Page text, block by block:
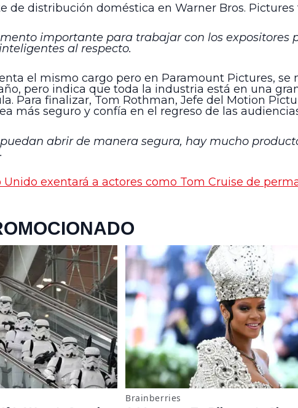
de distribución doméstica en Warner Bros.
importante para trabajar con los
al respecto.
el mismo cargo pero en Paramount Pictures,
pero indica que toda la industria está en una
Para finalizar, Tom Rothman, Jefe del Motion
más seguro y confía en el regreso de las
abrir de manera segura, hay mucho
Unido exentará a actores como Tom Cruise de